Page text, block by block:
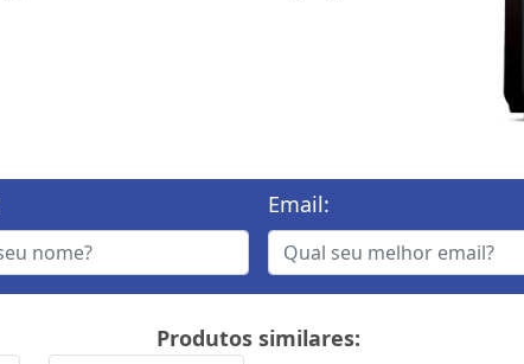
Email:
Produtos similares: